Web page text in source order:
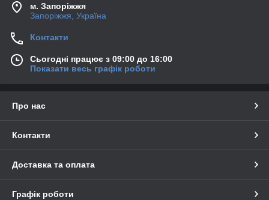
м. Запоріжжя
Запоріжжя, Україна
Контакти
Сьогодні працює з 09:00 до 16:00
Показати весь графік роботи
Про нас
Контакти
Доставка та оплата
Графік роботи